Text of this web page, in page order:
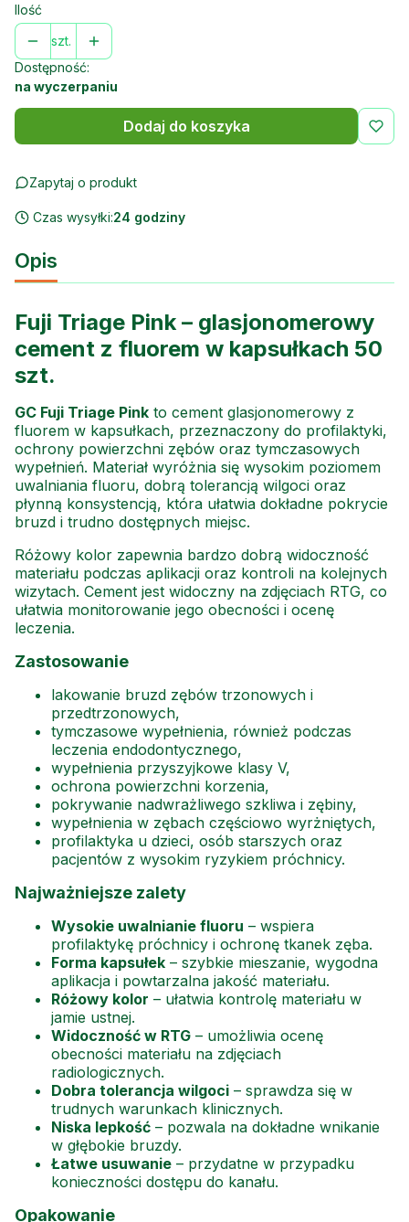
Ilość
szt.
Dostępność:
na wyczerpaniu
Dodaj do koszyka
Zapytaj o produkt
Czas wysyłki:24 godziny
Opis
Fuji Triage Pink – glasjonomerowy
cement z fluorem w kapsułkach 50
szt.
GC Fuji Triage Pink to cement glasjonomerowy z
fluorem w kapsułkach, przeznaczony do profilaktyki,
ochrony powierzchni zębów oraz tymczasowych
wypełnień. Materiał wyróżnia się wysokim poziomem
uwalniania fluoru, dobrą tolerancją wilgoci oraz
płynną konsystencją, która ułatwia dokładne pokrycie
bruzd i trudno dostępnych miejsc.
Różowy kolor zapewnia bardzo dobrą widoczność
materiału podczas aplikacji oraz kontroli na kolejnych
wizytach. Cement jest widoczny na zdjęciach RTG, co
ułatwia monitorowanie jego obecności i ocenę
leczenia.
Zastosowanie
lakowanie bruzd zębów trzonowych i
przedtrzonowych,
tymczasowe wypełnienia, również podczas
leczenia endodontycznego,
wypełnienia przyszyjkowe klasy V,
ochrona powierzchni korzenia,
pokrywanie nadwrażliwego szkliwa i zębiny,
wypełnienia w zębach częściowo wyrżniętych,
profilaktyka u dzieci, osób starszych oraz
pacjentów z wysokim ryzykiem próchnicy.
Najważniejsze zalety
Wysokie uwalnianie fluoru – wspiera
profilaktykę próchnicy i ochronę tkanek zęba.
Forma kapsułek – szybkie mieszanie, wygodna
aplikacja i powtarzalna jakość materiału.
Różowy kolor – ułatwia kontrolę materiału w
jamie ustnej.
Widoczność w RTG – umożliwia ocenę
obecności materiału na zdjęciach
radiologicznych.
Dobra tolerancja wilgoci – sprawdza się w
trudnych warunkach klinicznych.
Niska lepkość – pozwala na dokładne wnikanie
w głębokie bruzdy.
Łatwe usuwanie – przydatne w przypadku
konieczności dostępu do kanału.
Opakowanie